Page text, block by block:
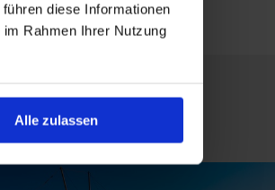
diese Informationen
Rahmen Ihrer Nutzung
Alle zulassen
Seas Voyager . Luxe, service en culinaire
voor optimale verkenning van de
Griekse lekkernijen.